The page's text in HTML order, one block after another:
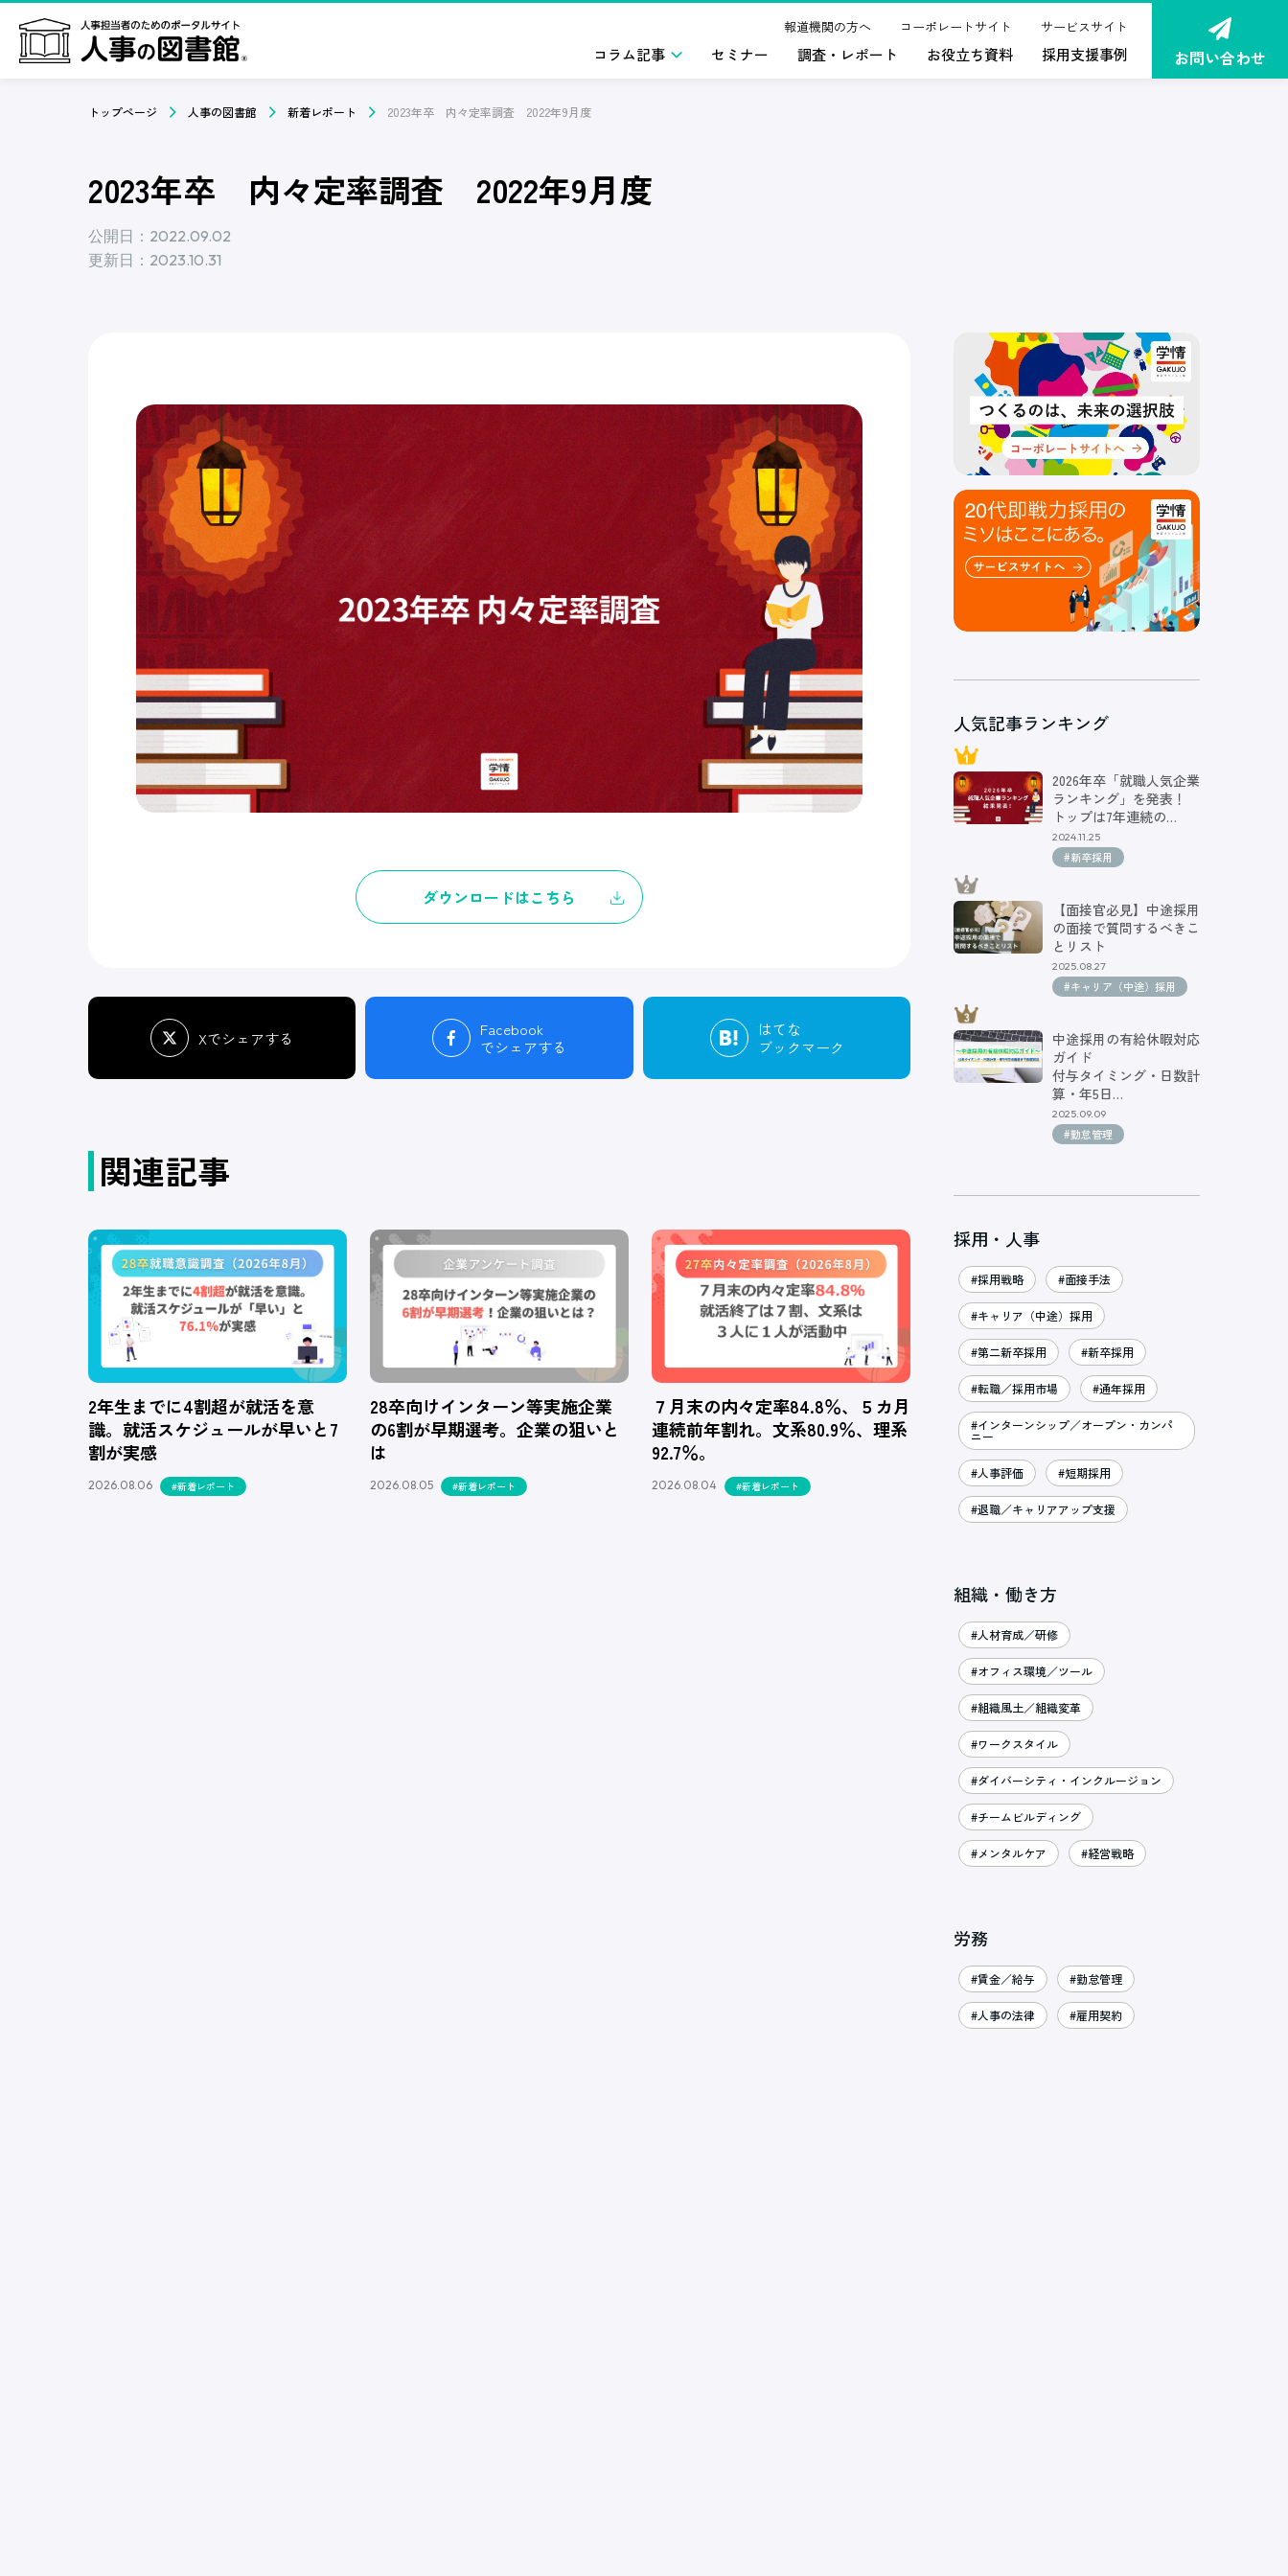
報道機関の方へ コーポレートサイト サービスサイト
コラム記事 セミナー 調査・レポート お役立ち資料 採用支援事例 お問い合わせ
トップページ 人事の図書館 新着レポート 2023年卒 内々定率調査 2022年9月度
2023年卒 内々定率調査 2022年9月度
公開日：2022.09.02
更新日：2023.10.31
ダウンロードはこちら
Xでシェアする
Facebook
でシェアする
はてな
ブックマーク
関連記事
2年生までに4割超が就活を意
識。就活スケジュールが早いと7
割が実感
2026.08.06 #新着レポート
28卒向けインターン等実施企業
の6割が早期選考。企業の狙いと
は
2026.08.05 #新着レポート
７月末の内々定率84.8％、５カ月
連続前年割れ。文系80.9％、理系
92.7％。
2026.08.04 #新着レポート
人気記事ランキング
2026年卒「就職人気企業
ランキング」を発表！
トップは7年連続の…
2024.11.25
#新卒採用
【面接官必見】中途採用
の面接で質問するべきこ
とリスト
2025.08.27
#キャリア（中途）採用
中途採用の有給休暇対応
ガイド
付与タイミング・日数計
算・年5日…
2025.09.09
#勤怠管理
採用・人事
#採用戦略 #面接手法
#キャリア（中途）採用
#第二新卒採用 #新卒採用
#転職／採用市場 #通年採用
#インターンシップ／オープン・カンパ
ニー
#人事評価 #短期採用
#退職／キャリアアップ支援
組織・働き方
#人材育成／研修
#オフィス環境／ツール
#組織風土／組織変革
#ワークスタイル
#ダイバーシティ・インクルージョン
#チームビルディング
#メンタルケア #経営戦略
労務
#賃金／給与 #勤怠管理
#人事の法律 #雇用契約